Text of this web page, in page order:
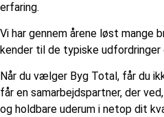
erfaring.
Vi har gennem årene løst mange
kender til de typiske udfordringer
Når du vælger Byg Total, får du
får en samarbejdspartner, der
og holdbare uderum i netop dit